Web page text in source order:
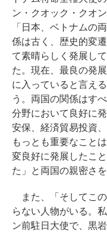
ン・クオック・クオ
「日本、ベトナムの
係は古く、歴史的変
て素晴らしく発展し
た。現在、最良の発
に入っていると言え
う。両国の関係はす
分野において良好に
安保、経済貿易投資
もっとも重要なこと
変良好に発展したこ
た」と両国の親密さを
また、「そしてこ
らない人物がいる。
ン前駐日大使で、黒